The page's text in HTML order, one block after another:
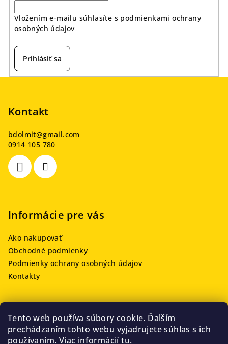
Tento web používa súbory cookie. Ďalším
prechádzaním tohto webu vyjadrujete súhlas s ich
používaním. Viac informáciítu.
Vložením e-mailu súhlasíte s podmienkami ochrany
osobných údajov
Prihlásiť sa
Kontakt
bdolmit@gmail.com
0914 105 780
Informácie pre vás
Ako nakupovať
Obchodné podmienky
Podmienky ochrany osobných údajov
Kontakty
Prijímame online platby